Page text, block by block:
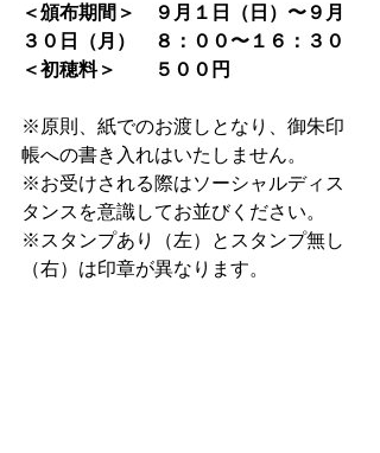
＜頒布期間＞　９月１日（日）〜９月
３０日（月）　８：００〜１６：３０⁠
＜初穂料＞　　５００円
※原則、紙でのお渡しとなり、御朱印
帳への書き入れはいたしません。
※お受けされる際はソーシャルディス
タンスを意識してお並びください。
※スタンプあり（左）とスタンプ無し
（右）は印章が異なります。